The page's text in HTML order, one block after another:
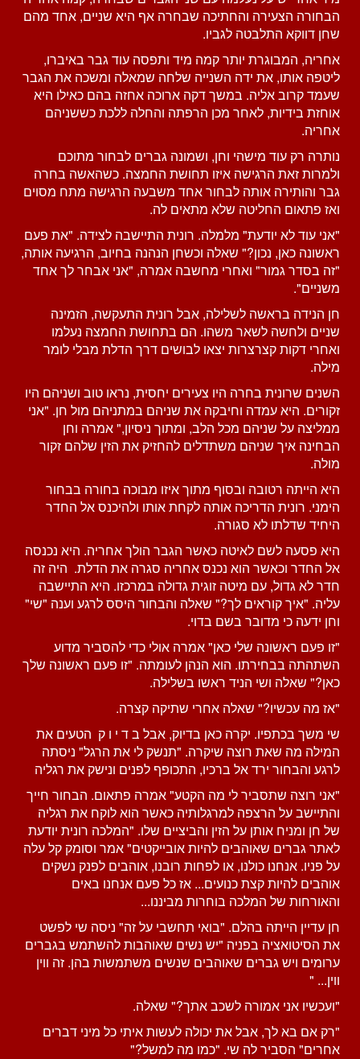
הבחורה הצעירה והחתיכה שבחרה אף היא שניים, אחד מהם
שחן דווקא התלבטה לגביו.
אחריה, המבוגרת יותר קמה מיד ותפסה עוד גבר באיברו,
ליטפה אותו, את ידה השנייה שלחה שמאלה ומשכה את הגבר
שעמד קרוב אליה. במשך דקה ארוכה אחזה בהם כאילו היא
אוחזת בידיות, לאחר מכן הרפתה והחלה ללכת כששניהם
אחריה.
נותרה רק עוד מישהי וחן, ושמונה גברים לבחור מתוכם
ולמרות זאת הרגישה איזו תחושת החמצה. כשהאשה בחרה
גבר והותירה אותה לבחור אחד משבעה הרגישה מתח מסוים
ואז פתאום החליטה שלא מתאים לה.
"אני עוד לא יודעת" מלמלה. רונית התיישבה לצידה. "את פעם
ראשונה כאן, נכון?" שאלה וכשחן הנהנה בחיוב, הרגיעה אותה,
"זה בסדר גמור" ואחרי מחשבה אמרה, "אני אבחר לך אחד
משניים".
חן הנידה בראשה לשלילה, אבל רונית התעקשה, הזמינה
שניים ולחשה לשאר משהו. הם בתחושת החמצה נעלמו
ואחרי דקות קצרצרות יצאו לבושים דרך הדלת מבלי לומר
מילה.
השנים שרונית בחרה היו צעירים יחסית, נראו טוב ושניהם היו
זקורים. היא עמדה וחיבקה את שניהם במתניהם מול חן. "אני
ממליצה על שניהם מכל הלב, ומתוך ניסיון," אמרה וחן
הבחינה איך שניהם משתדלים להחזיק את הזין שלהם זקור
מולה.
היא הייתה רטובה ובסוף מתוך איזו מבוכה בחורה בבחור
הימני. רונית הדריכה אותה לקחת אותו ולהיכנס אל החדר
היחיד שדלתו לא סגורה.
היא פסעה לשם לאיטה כאשר הגבר הולך אחריה. היא נכנסה
אל החדר וכאשר הוא נכנס אחריה סגרה את הדלת. היה זה
חדר לא גדול, עם מיטה זוגית גדולה במרכזו. היא התיישבה
עליה. "איך קוראים לך?" שאלה והבחור היסס לרגע וענה "שי"
וחן ידעה כי מדובר בשם בדוי.
"זו פעם ראשונה שלי כאן" אמרה אולי כדי להסביר מדוע
השתהתה בבחירתו. הוא הנהן לעומתה. "זו פעם ראשונה שלך
כאן?" שאלה ושי הניד ראשו בשלילה.
"אז מה עכשיו?" שאלה אחרי שתיקה קצרה.
שי משך בכתפיו. יקרה כאן בדיוק, אבל ב ד י ו ק הטעים את
המילה מה שאת רוצה שיקרה. "תנשק לי את הרגל" ניסתה
לרגע והבחור ירד אל ברכיו, התכופף לפנים ונישק את רגליה
"אני רוצה שתסביר לי מה הקטע" אמרה פתאום. הבחור חייך
והתיישב על הרצפה למרגלותיה כאשר הוא לוקח את רגליה
של חן ומניח אותן על הזין והביציים שלו. "המלכה רונית יודעת
לאתר גברים שאוהבים להיות אובייקטים" אמר וסומק קל עלה
על פניו. אנחנו כולנו, או לפחות רובנו, אוהבים לפנק נשקים
אוהבים להיות קצת כנועים... אז כל פעם אנחנו באים
והאורחות של המלכה בוחרות מביננו...
חן עדיין הייתה בהלם. "בואי תחשבי על זה" ניסה שי לפשט
את הסיטואציה בפניה "יש נשים שאוהבות להשתמש בגברים
ערומים ויש גברים שאוהבים שנשים משתמשות בהן. זה ווין
ווין... "
"ועכשיו אני אמורה לשכב אתך?" שאלה.
"רק אם בא לך, אבל את יכולה לעשות איתי כל מיני דברים
אחרים" הסביר לה שי. "כמו מה למשל?"